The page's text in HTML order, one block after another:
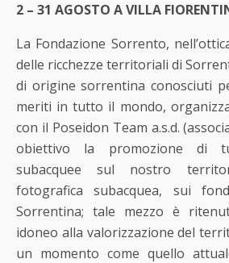
2 – 31 AGOSTO A VILLA
La Fondazione Sorrento,
delle ricchezze territoriali di
di origine sorrentina conosciuti
meriti in tutto il mondo,
con il Poseidon Team a.s.d.
obiettivo la promozione di
subacquee sul nostro
fotografica subacquea, sui
Sorrentina; tale mezzo è
idoneo alla valorizzazione del
un momento come quello